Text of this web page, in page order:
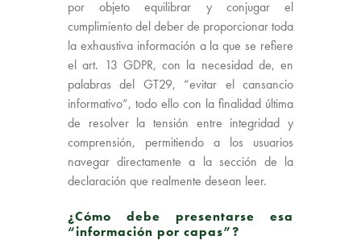
por objeto equilibrar y conjugar el
cumplimiento del deber de proporcionar toda
la exhaustiva información a la que se refiere
el art. 13 GDPR, con la necesidad de, en
palabras del GT29, “evitar el cansancio
informativo”, todo ello con la finalidad última
de resolver la tensión entre integridad y
comprensión, permitiendo a los usuarios
navegar directamente a la sección de la
declaración que realmente desean leer.
¿Cómo debe presentarse esa
“información por capas”?